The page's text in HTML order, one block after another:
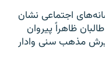
اجتماعی نشان
ظاهراً پیروان
مذهب سنی وادار